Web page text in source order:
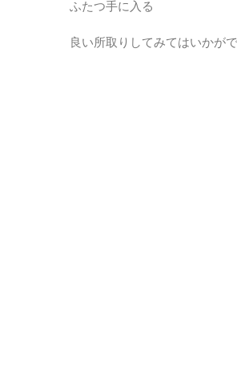
ふたつ手に入る
良い所取りしてみてはいかがで